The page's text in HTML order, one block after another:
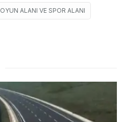
OYUN ALANI VE SPOR ALANI